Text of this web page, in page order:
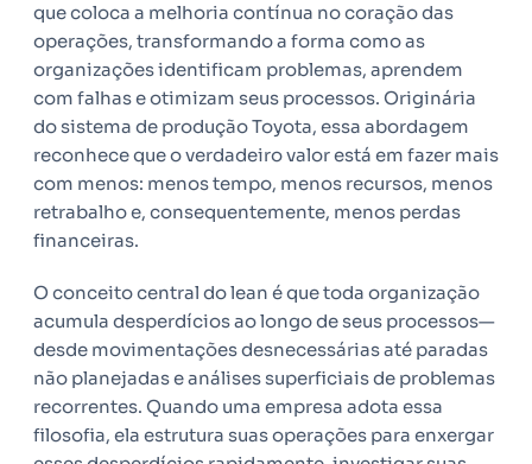
que coloca a melhoria contínua no coração das
operações, transformando a forma como as
organizações identificam problemas, aprendem
com falhas e otimizam seus processos. Originária
do sistema de produção Toyota, essa abordagem
reconhece que o verdadeiro valor está em fazer mais
com menos: menos tempo, menos recursos, menos
retrabalho e, consequentemente, menos perdas
financeiras.
O conceito central do lean é que toda organização
acumula desperdícios ao longo de seus processos—
desde movimentações desnecessárias até paradas
não planejadas e análises superficiais de problemas
recorrentes. Quando uma empresa adota essa
filosofia, ela estrutura suas operações para enxergar